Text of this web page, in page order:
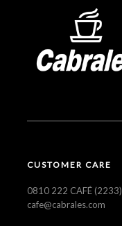
CUSTOMER CARE
0810 222 CAFÉ (2233)
cafe@cabrales.com